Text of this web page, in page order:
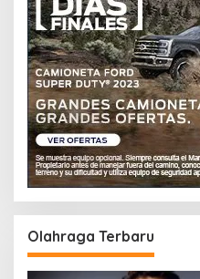
Olahraga Terbaru